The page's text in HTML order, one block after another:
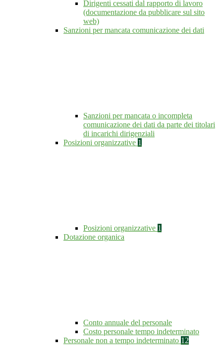
Dirigenti cessati dal rapporto di lavoro
(documentazione da pubblicare sul sito
web)
Sanzioni per mancata comunicazione dei dati
Sanzioni per mancata o incompleta
comunicazione dei dati da parte dei titolari
di incarichi dirigenziali
Posizioni organizzative 1
Posizioni organizzative 1
Dotazione organica
Conto annuale del personale
Costo personale tempo indeterminato
Personale non a tempo indeterminato 12